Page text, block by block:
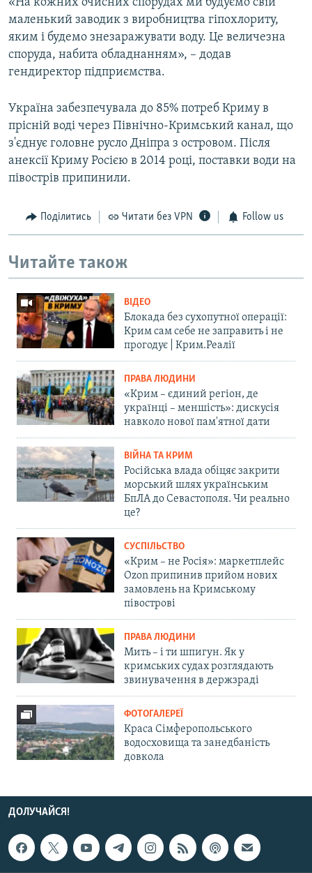
«На кожних очисних спорудах ми будуємо свій
маленький заводик з виробництва гіпохлориту,
яким і будемо знезаражувати воду. Це величезна
споруда, набита обладнанням», – додав
гендиректор підприємства.
Україна забезпечувала до 85% потреб Криму в
прісній воді через Північно-Кримський канал, що
з'єднує головне русло Дніпра з островом. Після
анексії Криму Росією в 2014 році, поставки води на
півострів припинили.
Поділитись Читати без VPN Follow us
Читайте також
ВІДЕО
Блокада без сухопутної операції:
Крим сам себе не заправить і не
прогодує | Крим.Реалії
ПРАВА ЛЮДИНИ
«Крим – єдиний регіон, де
українці – меншість»: дискусія
навколо нової пам'ятної дати
ВІЙНА ТА КРИМ
Російська влада обіцяє закрити
морський шлях українським
БпЛА до Севастополя. Чи реально
це?
СУСПІЛЬСТВО
«Крим – не Росія»: маркетплейс
Ozon припинив прийом нових
замовлень на Кримському
півострові
ПРАВА ЛЮДИНИ
Мить – і ти шпигун. Як у
кримських судах розглядають
звинувачення в держзраді
ФОТОГАЛЕРЕЇ
Краса Сімферопольського
водосховища та занедбаність
довкола
ДОЛУЧАЙСЯ!